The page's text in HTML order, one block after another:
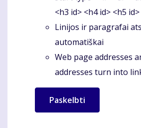
<h3 id> <h4 id> <h5
Linijos ir paragrafai
automatiškai
Web page addresses
addresses turn into